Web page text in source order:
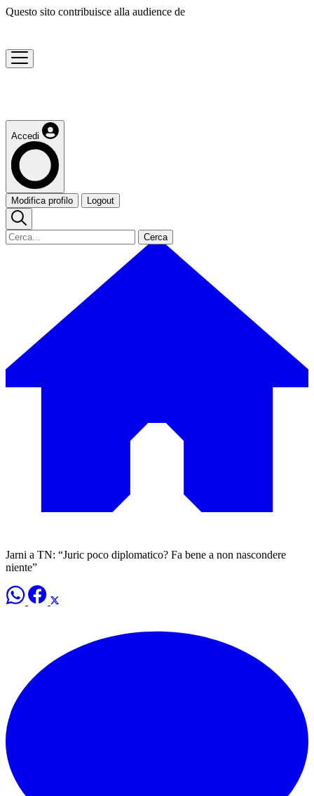
Questo sito contribuisce alla audience de
Accedi
Modifica profilo Logout
Cerca
Jarni a TN: “Juric poco diplomatico? Fa bene a non nascondere
niente”